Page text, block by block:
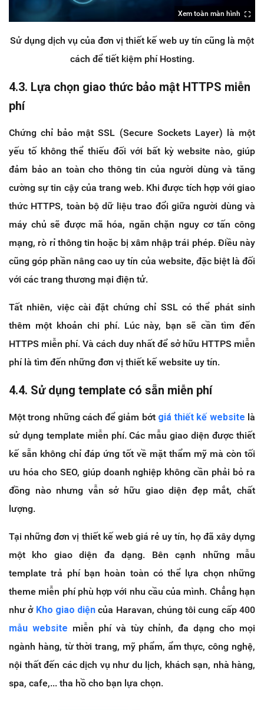
Xem toàn màn hình
Sử dụng dịch vụ của đơn vị thiết kế web uy tín cũng là một
cách để tiết kiệm phí Hosting.
4.3. Lựa chọn giao thức bảo mật HTTPS miễn
phí
Chứng chỉ bảo mật SSL (Secure Sockets Layer) là một
yếu tố không thể thiếu đối với bất kỳ website nào, giúp
đảm bảo an toàn cho thông tin của người dùng và tăng
cường sự tin cậy của trang web. Khi được tích hợp với giao
thức HTTPS, toàn bộ dữ liệu trao đổi giữa người dùng và
máy chủ sẽ được mã hóa, ngăn chặn nguy cơ tấn công
mạng, rò rỉ thông tin hoặc bị xâm nhập trái phép. Điều này
cũng góp phần nâng cao uy tín của website, đặc biệt là đối
với các trang thương mại điện tử.
Tất nhiên, việc cài đặt chứng chỉ SSL có thể phát sinh
thêm một khoản chi phí. Lúc này, bạn sẽ cần tìm đến
HTTPS miễn phí. Và cách duy nhất để sở hữu HTTPS miễn
phí là tìm đến những đơn vị thiết kế website uy tín.
4.4. Sử dụng template có sẵn miễn phí
Một trong những cách để giảm bớt giá thiết kế website là
sử dụng template miễn phí. Các mẫu giao diện được thiết
kế sẵn không chỉ đáp ứng tốt về mặt thẩm mỹ mà còn tối
ưu hóa cho SEO, giúp doanh nghiệp không cần phải bỏ ra
đồng nào nhưng vẫn sở hữu giao diện đẹp mắt, chất
lượng.
Tại những đơn vị thiết kế web giá rẻ uy tín, họ đã xây dựng
một kho giao diện đa dạng. Bên cạnh những mẫu
template trả phí bạn hoàn toàn có thể lựa chọn những
theme miễn phí phù hợp với nhu cầu của mình. Chẳng hạn
như ở Kho giao diện của Haravan, chúng tôi cung cấp 400
mẫu website miễn phí và tùy chỉnh, đa dạng cho mọi
ngành hàng, từ thời trang, mỹ phẩm, ẩm thực, công nghệ,
nội thất đến các dịch vụ như du lịch, khách sạn, nhà hàng,
spa, cafe,... tha hồ cho bạn lựa chọn.